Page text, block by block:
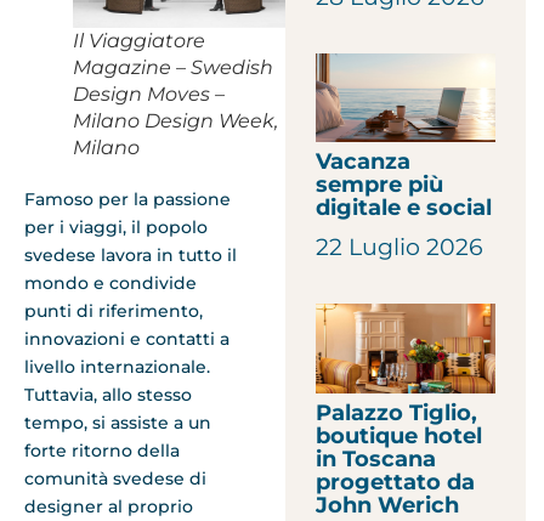
Il Viaggiatore
Magazine – Swedish
Design Moves –
Milano Design Week,
Milano
Famoso per la passione
per i viaggi, il popolo
svedese lavora in tutto il
mondo e condivide
punti di riferimento,
innovazioni e contatti a
livello internazionale.
Tuttavia, allo stesso
tempo, si assiste a un
forte ritorno della
comunità svedese di
designer al proprio
Vacanza
sempre più
digitale e social
22 Luglio 2026
Palazzo Tiglio,
boutique hotel
in Toscana
progettato da
John Werich